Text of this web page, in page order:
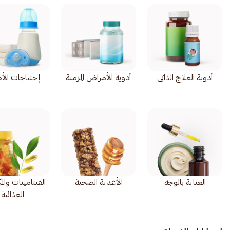
أدوية العلاج الذاتي أدوية الأمراض المزمنة إحتياجات
العناية بالوجه الأغذية الصحية
الفيتامينات
الغذائية